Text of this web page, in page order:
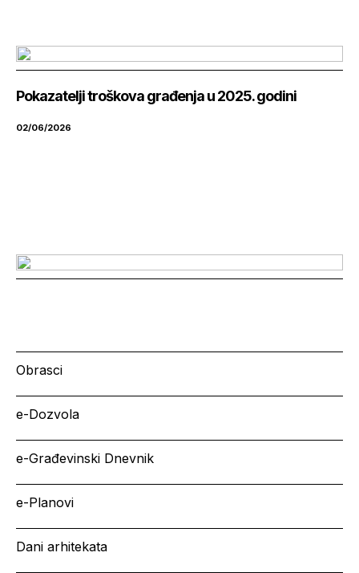
Pokazatelji troškova građenja u 2025. godini
02/06/2026
Obrasci
e-Dozvola
e-Građevinski Dnevnik
e-Planovi
Dani arhitekata